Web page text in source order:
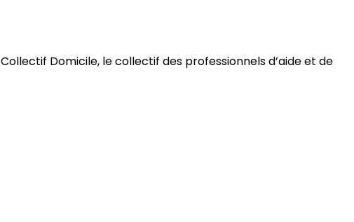
Domicile, le collectif des professionnels d’aide et de